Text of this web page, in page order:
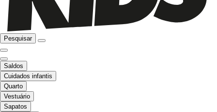
Pesquisar
Saldos
Cuidados infantis
Quarto
Vestuário
Sapatos